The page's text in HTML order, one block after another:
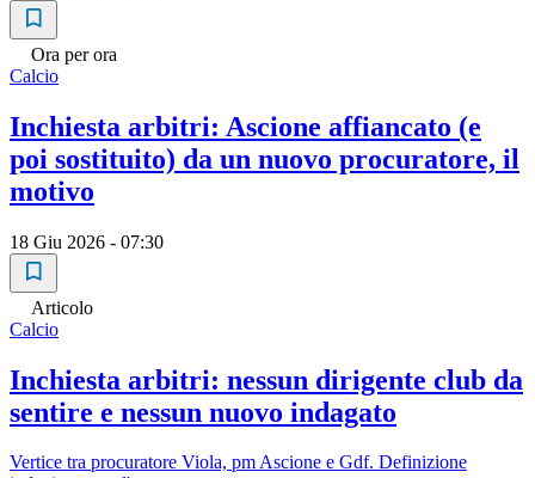
Ora per ora
Calcio
Inchiesta arbitri: Ascione affiancato (e
poi sostituito) da un nuovo procuratore, il
motivo
18 Giu 2026 - 07:30
Articolo
Calcio
Inchiesta arbitri: nessun dirigente club da
sentire e nessun nuovo indagato
Vertice tra procuratore Viola, pm Ascione e Gdf. Definizione